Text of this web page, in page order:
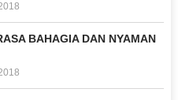
BAHAGIA DAN NYAMAN